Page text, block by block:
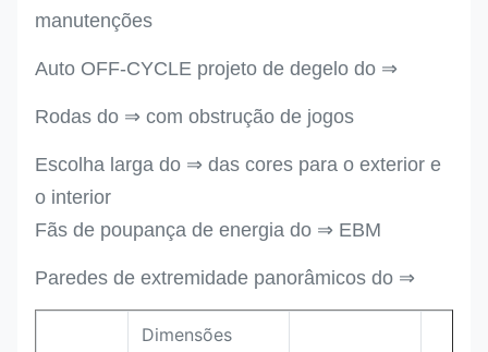
manutenções
Auto OFF-CYCLE projeto de degelo do ⇒
Rodas do ⇒ com obstrução de jogos
Escolha larga do ⇒ das cores para o exterior e
o interior
Fãs de poupança de energia do ⇒ EBM
Paredes de extremidade panorâmicos do ⇒
Dimensões